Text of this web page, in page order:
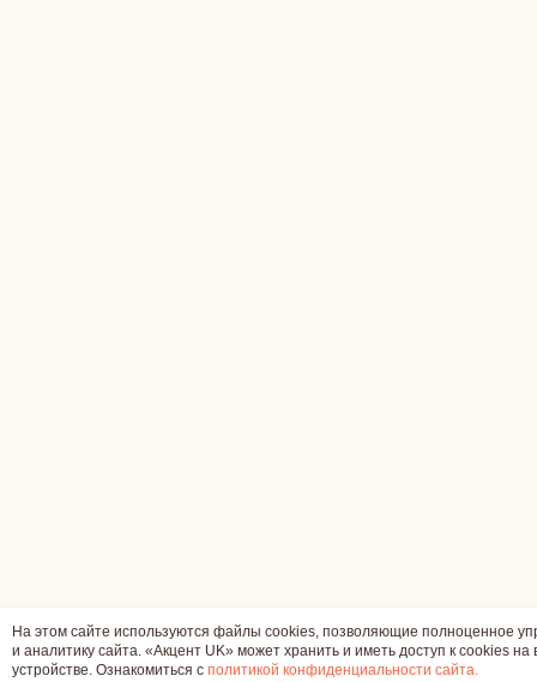
На этом сайте используются файлы cookies, позволяющие полноценное
и аналитику сайта. «Акцент UK» может хранить и иметь доступ к cookies
устройстве. Ознакомиться с политикой конфиденциальности сайта.